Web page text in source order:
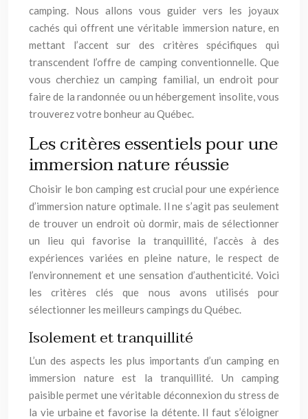
camping. Nous allons vous guider vers les joyaux
cachés qui offrent une véritable immersion nature, en
mettant l’accent sur des critères spécifiques qui
transcendent l’offre de camping conventionnelle. Que
vous cherchiez un camping familial, un endroit pour
faire de la randonnée ou un hébergement insolite, vous
trouverez votre bonheur au Québec.
Les critères essentiels pour une
immersion nature réussie
Choisir le bon camping est crucial pour une expérience
d’immersion nature optimale. Il ne s’agit pas seulement
de trouver un endroit où dormir, mais de sélectionner
un lieu qui favorise la tranquillité, l’accès à des
expériences variées en pleine nature, le respect de
l’environnement et une sensation d’authenticité. Voici
les critères clés que nous avons utilisés pour
sélectionner les meilleurs campings du Québec.
Isolement et tranquillité
L’un des aspects les plus importants d’un camping en
immersion nature est la tranquillité. Un camping
paisible permet une véritable déconnexion du stress de
la vie urbaine et favorise la détente. Il faut s’éloigner